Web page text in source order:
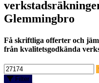
Glemmingbro
Få skriftliga offerter och
från kvalitetsgodkända
Filter